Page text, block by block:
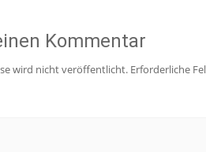
Kommentar
wird nicht veröffentlicht. Erforderliche